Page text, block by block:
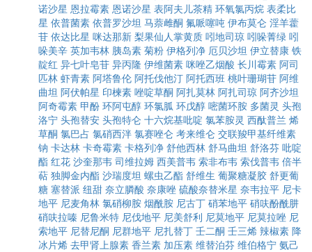
诺沙星 恩拉霉素 恩诺沙星 表阿夫儿茶精 环氧氯丙烷 表柔比
星 依普菌素 依普罗沙坦 马萘雌酮 氟哌噻吨 伊布莫仑 淫羊藿
苷 依达比星 咪达那新 梨果仙人掌黄质 吲地司琼 吲哚菁绿 吲
哚美辛 英加韦林 胰岛素 菊粉 伊格列净 厄贝沙坦 伊立替康 铁
靛红 异七叶皂苷 异丙隆 伊维菌素 咪唑乙烟酸 长川霉素 阿司
匹林 虾青素 阿塔鲁伦 阿托伐他汀 阿托西班 桃叶珊瑚苷 阿维
曲坦 阿伏帕星 印楝素 唑啶草酮 阿扎莫林 阿扎司琼 阿齐沙坦
阿奇霉素 甲酚 环阿屯醇 环氯胍 环戊醇 嘧菌环胺 多菌灵 头孢
洛宁 头孢替安 头孢特仑 十六烷基吡啶 氯苯胺灵 西酞普兰 烯
草酮 氯巴占 氯硝西泮 氯赛唑仑 考来维仑 交联羧甲基纤维素
钠 卡达林 卡奇霉素 卡格列净 舒他西林 舒马曲坦 舒洛芬 吡啶
酯 红花 沙奎那韦 司维拉姆 西美普韦 索非布韦 索伐普韦 倍半
萜 独脚金内酯 沙瑞度坦 螺虫乙酯 舒维生 葡聚糖凝胶 舒更葡
糖 塞替派 纽甜 奈立膦酸 奈康唑 硫酸奈替米星 奈韦拉平 尼卡
地平 尼麦角林 氯硝柳胺 烟酰胺 尼古丁 硝苯地平 硝呋酚酰肼
硝呋拉嗪 尼鲁米特 尼伐地平 尼美舒利 尼莫地平 尼莫拉唑 尼
索地平 尼替尼酮 尼群地平 尼扎替丁 壬二酮 壬三烯 辣椒素 降
冰片烯 去甲肾上腺素 香兰素 加压素 维替泊芬 维伯格宁 氨己